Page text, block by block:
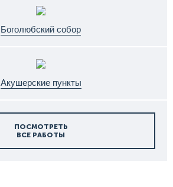
Боголюбский собор
Акушерские пункты
ПОСМОТРЕТЬ
ВСЕ РАБОТЫ